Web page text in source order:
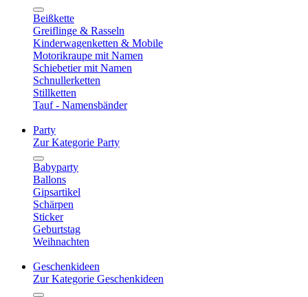
Beißkette
Greiflinge & Rasseln
Kinderwagenketten & Mobile
Motorikraupe mit Namen
Schiebetier mit Namen
Schnullerketten
Stillketten
Tauf - Namensbänder
Party
Zur Kategorie Party
Babyparty
Ballons
Gipsartikel
Schärpen
Sticker
Geburtstag
Weihnachten
Geschenkideen
Zur Kategorie Geschenkideen